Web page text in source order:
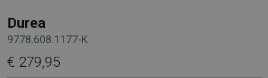
Durea
9778.608.1177-K
€ 279,95